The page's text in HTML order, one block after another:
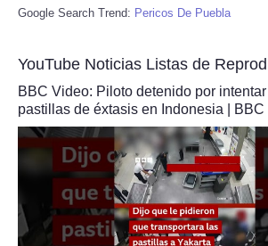
Google Search Trend: Pericos De Puebla
YouTube Noticias Listas de
BBC Video: Piloto detenido por
pastillas de éxtasis en Indonesia | BBC